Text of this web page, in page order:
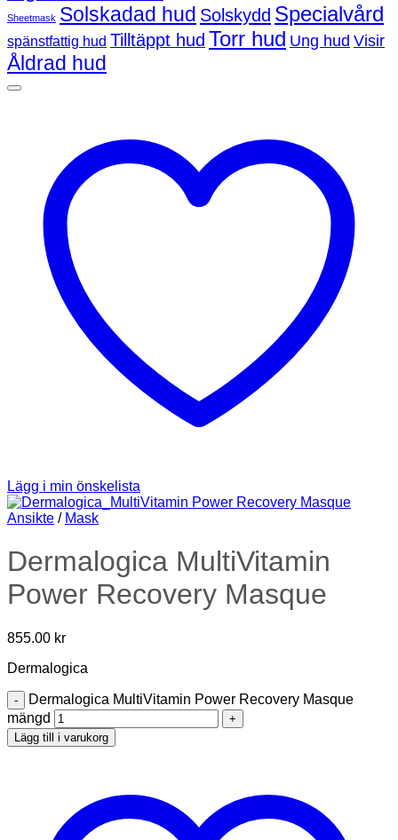
Sheetmask Solskadad hud Solskydd Specialvård
spänstfattig hud Tilltäppt hud Torr hud Ung hud Visir
Åldrad hud
Lägg i min önskelista
Ansikte / Mask
Dermalogica MultiVitamin
Power Recovery Masque
855.00 kr
Dermalogica
Dermalogica MultiVitamin Power Recovery Masque
mängd
Lägg till i varukorg